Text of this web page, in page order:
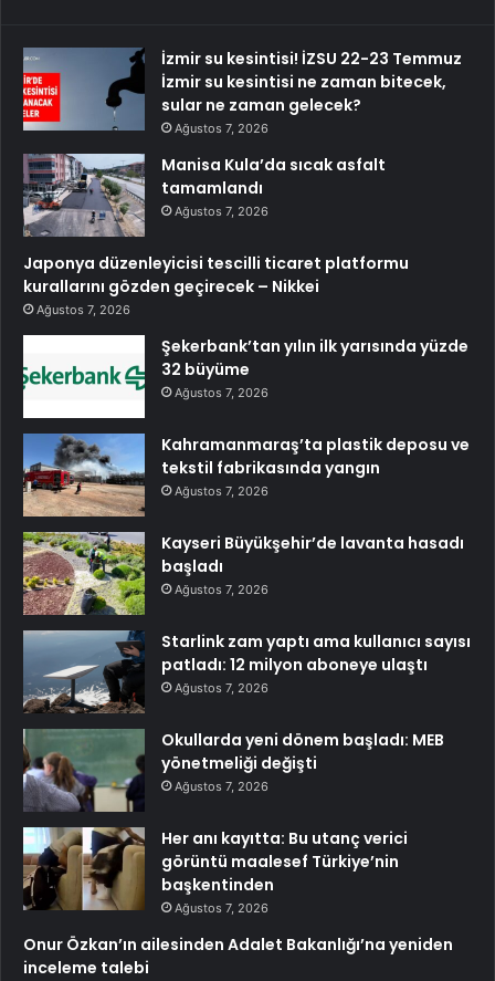
İzmir su kesintisi! İZSU 22-23 Temmuz
İzmir su kesintisi ne zaman bitecek,
sular ne zaman gelecek?
Ağustos 7, 2026
Manisa Kula’da sıcak asfalt
tamamlandı
Ağustos 7, 2026
Japonya düzenleyicisi tescilli ticaret platformu
kurallarını gözden geçirecek – Nikkei
Ağustos 7, 2026
Şekerbank’tan yılın ilk yarısında yüzde
32 büyüme
Ağustos 7, 2026
Kahramanmaraş’ta plastik deposu ve
tekstil fabrikasında yangın
Ağustos 7, 2026
Kayseri Büyükşehir’de lavanta hasadı
başladı
Ağustos 7, 2026
Starlink zam yaptı ama kullanıcı sayısı
patladı: 12 milyon aboneye ulaştı
Ağustos 7, 2026
Okullarda yeni dönem başladı: MEB
yönetmeliği değişti
Ağustos 7, 2026
Her anı kayıtta: Bu utanç verici
görüntü maalesef Türkiye’nin
başkentinden
Ağustos 7, 2026
Onur Özkan’ın ailesinden Adalet Bakanlığı’na yeniden
inceleme talebi